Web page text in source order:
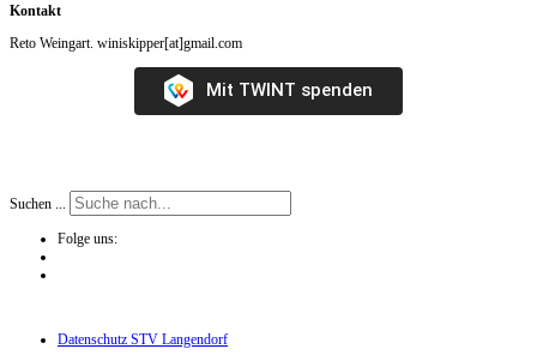
Kontakt
Reto Weingart. winiskipper[at]gmail.com
Mit TWINT spenden
Suchen ...
Folge uns:
Datenschutz STV Langendorf